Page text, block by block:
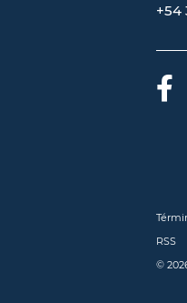
+54
RSS
©